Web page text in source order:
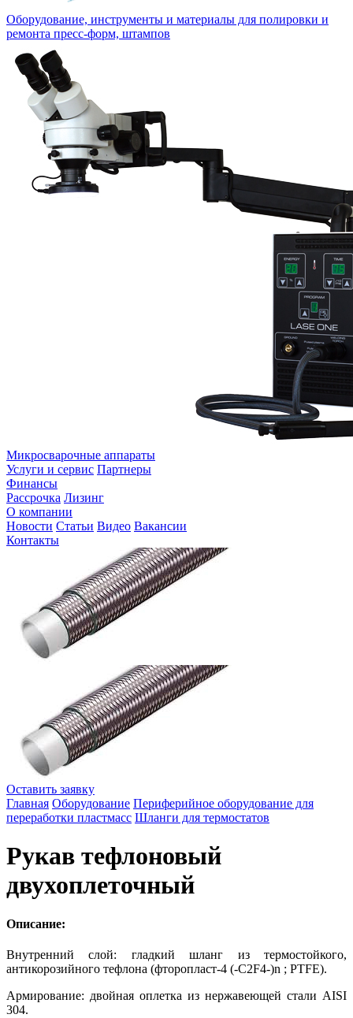
Оборудование, инструменты и материалы для полировки и
ремонта пресс-форм, штампов
Микросварочные аппараты
Услуги и сервис Партнеры
Финансы
Рассрочка Лизинг
О компании
Новости Статьи Видео Вакансии
Контакты
Оставить заявку
Главная Оборудование Периферийное оборудование для
переработки пластмасс Шланги для термостатов
Рукав тефлоновый
двухоплеточный
Описание:
Внутренний слой: гладкий шланг из термостойкого,
антикорозийного тефлона (фторопласт-4 (-C2F4-)n ; PTFE).
Армирование: двойная оплетка из нержавеющей стали AISI
304.